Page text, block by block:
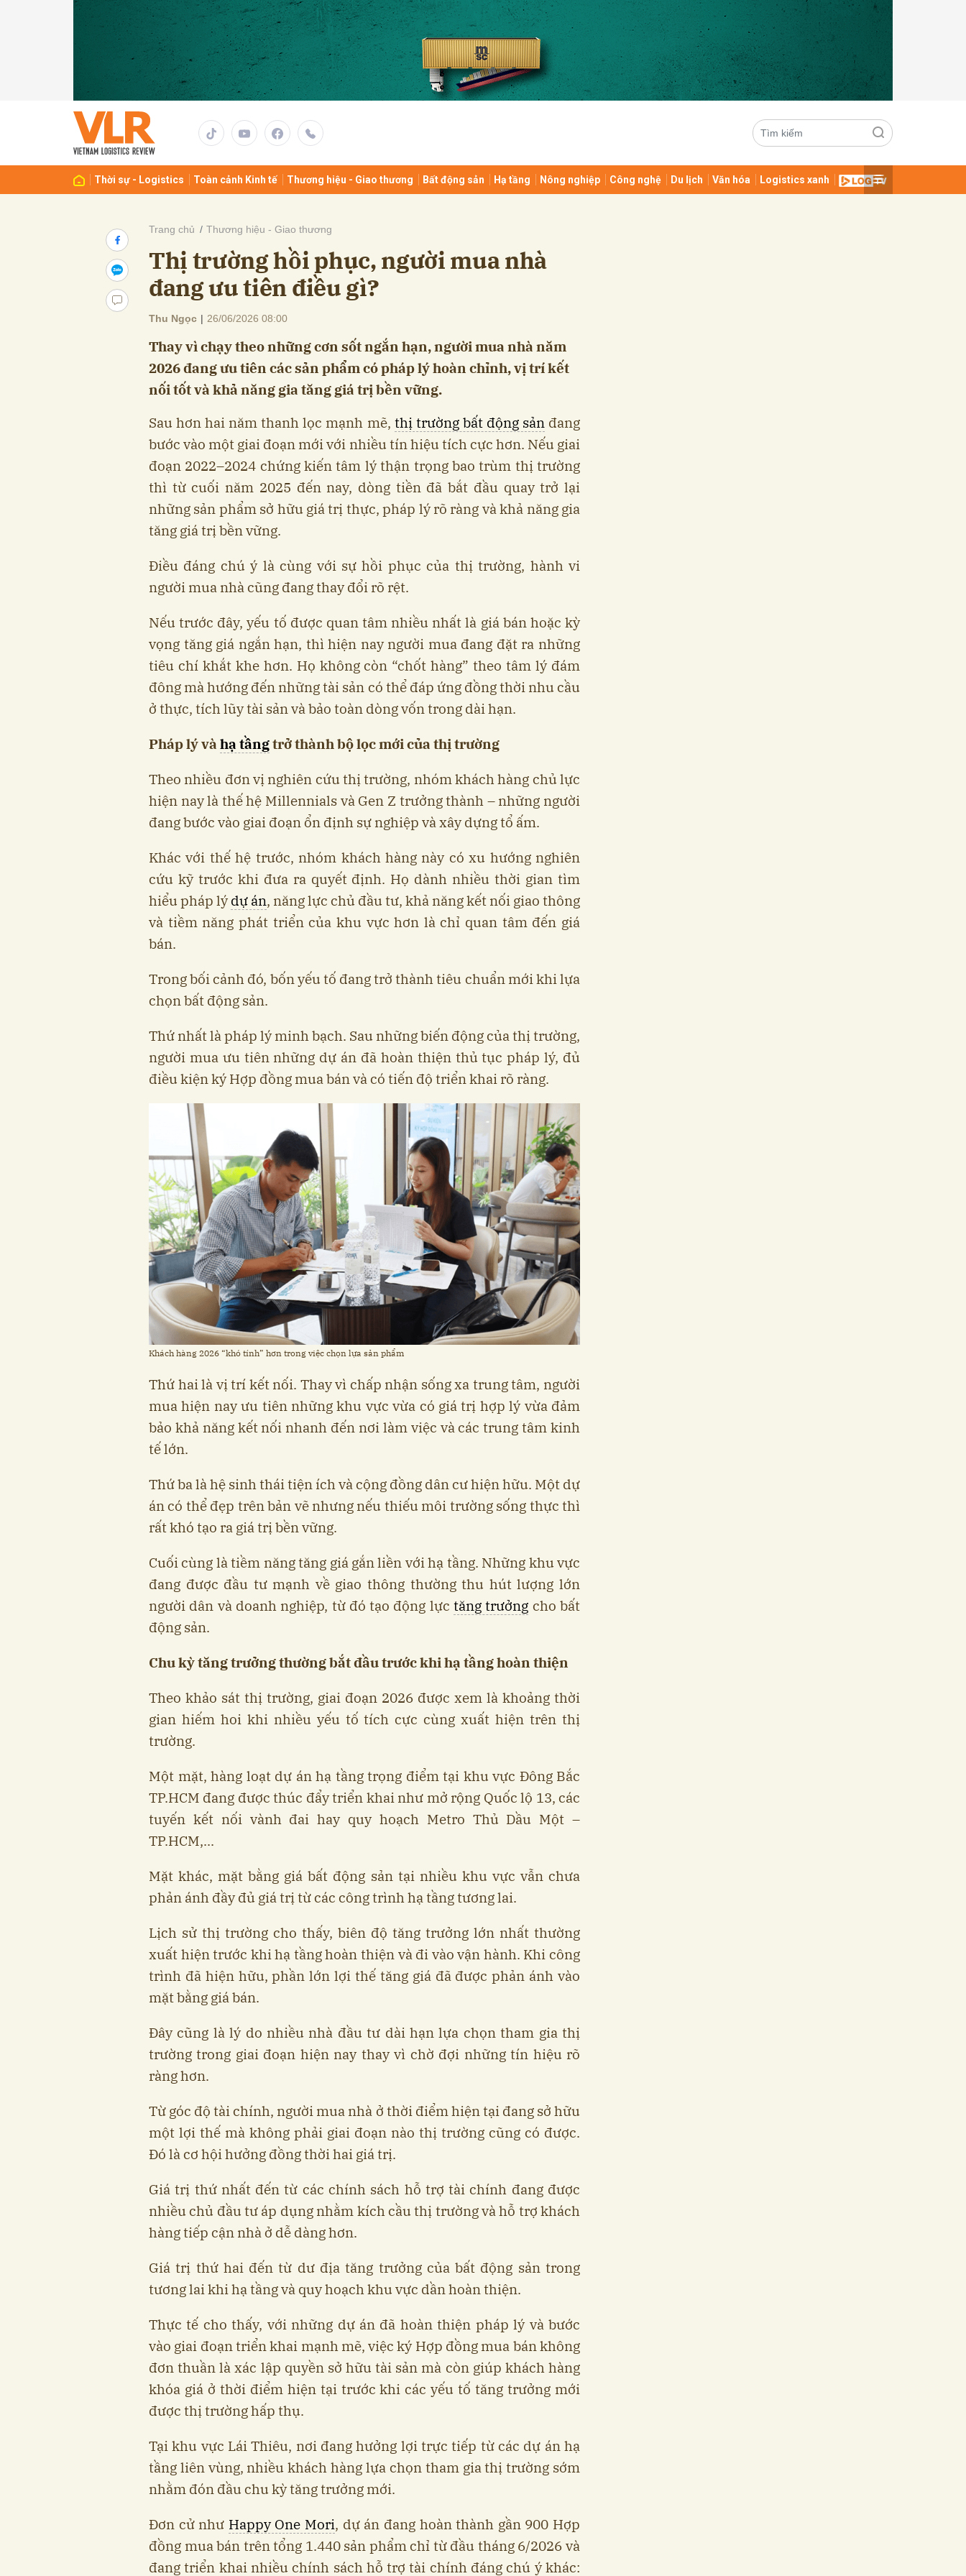
Thời sự - Logistics Toàn cảnh Kinh tế Thương hiệu - Giao thương Bất động sản Hạ tầng Nông nghiệp Công nghệ Du lịch Văn hóa Logistics xanh
Trang chủ Thương hiệu - Giao thương
Thị trường hồi phục, người mua nhà
đang ưu tiên điều gì?
Thu Ngọc | 26/06/2026 08:00
Thay vì chạy theo những cơn sốt ngắn hạn, người mua nhà năm
2026 đang ưu tiên các sản phẩm có pháp lý hoàn chỉnh, vị trí kết
nối tốt và khả năng gia tăng giá trị bền vững.
Sau hơn hai năm thanh lọc mạnh mẽ, thị trường bất động sảnđang
bước vào một giai đoạn mới với nhiều tín hiệu tích cực hơn. Nếu giai
đoạn 2022–2024 chứng kiến tâm lý thận trọng bao trùm thị trường
thì từ cuối năm 2025 đến nay, dòng tiền đã bắt đầu quay trở lại
những sản phẩm sở hữu giá trị thực, pháp lý rõ ràng và khả năng gia
tăng giá trị bền vững.
Điều đáng chú ý là cùng với sự hồi phục của thị trường, hành vi
người mua nhà cũng đang thay đổi rõ rệt.
Nếu trước đây, yếu tố được quan tâm nhiều nhất là giá bán hoặc kỳ
vọng tăng giá ngắn hạn, thì hiện nay người mua đang đặt ra những
tiêu chí khắt khe hơn. Họ không còn “chốt hàng” theo tâm lý đám
đông mà hướng đến những tài sản có thể đáp ứng đồng thời nhu cầu
ở thực, tích lũy tài sản và bảo toàn dòng vốn trong dài hạn.
Pháp lý và hạ tầngtrở thành bộ lọc mới của thị trường
Theo nhiều đơn vị nghiên cứu thị trường, nhóm khách hàng chủ lực
hiện nay là thế hệ Millennials và Gen Z trưởng thành – những người
đang bước vào giai đoạn ổn định sự nghiệp và xây dựng tổ ấm.
Khác với thế hệ trước, nhóm khách hàng này có xu hướng nghiên
cứu kỹ trước khi đưa ra quyết định. Họ dành nhiều thời gian tìm
hiểu pháp lý dự án, năng lực chủ đầu tư, khả năng kết nối giao thông
và tiềm năng phát triển của khu vực hơn là chỉ quan tâm đến giá
bán.
Trong bối cảnh đó, bốn yếu tố đang trở thành tiêu chuẩn mới khi lựa
chọn bất động sản.
Thứ nhất là pháp lý minh bạch. Sau những biến động của thị trường,
người mua ưu tiên những dự án đã hoàn thiện thủ tục pháp lý, đủ
điều kiện ký Hợp đồng mua bán và có tiến độ triển khai rõ ràng.
Khách hàng 2026 “khó tính” hơn trong việc chọn lựa sản phẩm
Thứ hai là vị trí kết nối. Thay vì chấp nhận sống xa trung tâm, người
mua hiện nay ưu tiên những khu vực vừa có giá trị hợp lý vừa đảm
bảo khả năng kết nối nhanh đến nơi làm việc và các trung tâm kinh
tế lớn.
Thứ ba là hệ sinh thái tiện ích và cộng đồng dân cư hiện hữu. Một dự
án có thể đẹp trên bản vẽ nhưng nếu thiếu môi trường sống thực thì
rất khó tạo ra giá trị bền vững.
Cuối cùng là tiềm năng tăng giá gắn liền với hạ tầng. Những khu vực
đang được đầu tư mạnh về giao thông thường thu hút lượng lớn
người dân và doanh nghiệp, từ đó tạo động lựctăng trưởng cho bất
động sản.
Chu kỳ tăng trưởng thường bắt đầu trước khi hạ tầng hoàn thiện
Theo khảo sát thị trường, giai đoạn 2026 được xem là khoảng thời
gian hiếm hoi khi nhiều yếu tố tích cực cùng xuất hiện trên thị
trường.
Một mặt, hàng loạt dự án hạ tầng trọng điểm tại khu vực Đông Bắc
TP.HCM đang được thúc đẩy triển khai như mở rộng Quốc lộ 13, các
tuyến kết nối vành đai hay quy hoạch Metro Thủ Dầu Một –
TP.HCM,...
Mặt khác, mặt bằng giá bất động sản tại nhiều khu vực vẫn chưa
phản ánh đầy đủ giá trị từ các công trình hạ tầng tương lai.
Lịch sử thị trường cho thấy, biên độ tăng trưởng lớn nhất thường
xuất hiện trước khi hạ tầng hoàn thiện và đi vào vận hành. Khi công
trình đã hiện hữu, phần lớn lợi thế tăng giá đã được phản ánh vào
mặt bằng giá bán.
Đây cũng là lý do nhiều nhà đầu tư dài hạn lựa chọn tham gia thị
trường trong giai đoạn hiện nay thay vì chờ đợi những tín hiệu rõ
ràng hơn.
Từ góc độ tài chính, người mua nhà ở thời điểm hiện tại đang sở hữu
một lợi thế mà không phải giai đoạn nào thị trường cũng có được.
Đó là cơ hội hưởng đồng thời hai giá trị.
Giá trị thứ nhất đến từ các chính sách hỗ trợ tài chính đang được
nhiều chủ đầu tư áp dụng nhằm kích cầu thị trường và hỗ trợ khách
hàng tiếp cận nhà ở dễ dàng hơn.
Giá trị thứ hai đến từ dư địa tăng trưởng của bất động sản trong
tương lai khi hạ tầng và quy hoạch khu vực dần hoàn thiện.
Thực tế cho thấy, với những dự án đã hoàn thiện pháp lý và bước
vào giai đoạn triển khai mạnh mẽ, việc ký Hợp đồng mua bán không
đơn thuần là xác lập quyền sở hữu tài sản mà còn giúp khách hàng
khóa giá ở thời điểm hiện tại trước khi các yếu tố tăng trưởng mới
được thị trường hấp thụ.
Tại khu vực Lái Thiêu, nơi đang hưởng lợi trực tiếp từ các dự án hạ
tầng liên vùng, nhiều khách hàng lựa chọn tham gia thị trường sớm
nhằm đón đầu chu kỳ tăng trưởng mới.
Đơn cử như Happy One Mori, dự án đang hoàn thành gần 900 Hợp
đồng mua bán trên tổng 1.440 sản phẩm chỉ từ đầu tháng 6/2026 và
đang triển khai nhiều chính sách hỗ trợ tài chính đáng chú ý khác:
Gửi bình luận